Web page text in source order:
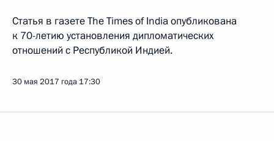
Статья в газете The Times of India опубликована
к 70-летию установления дипломатических
отношений с Республикой Индией.
30 мая 2017 года 17:30